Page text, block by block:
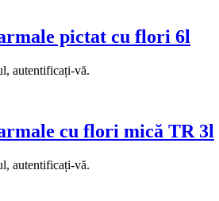
pictat cu flori 6l
autentificați-vă.
cu flori mică TR 3l
autentificați-vă.